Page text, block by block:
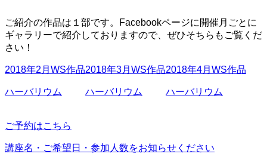
ご紹介の作品は１部です。Facebookページに開催月ごとに
ギャラリーで紹介しておりますので、ぜひそちらもご覧くだ
さい！
2018年2月WS作品
ハーバリウム
2018年3月WS作品
ハーバリウム
2018年4月WS作品
ハーバリウム
ご予約はこちら
講座名・ご希望日・参加人数をお知らせください